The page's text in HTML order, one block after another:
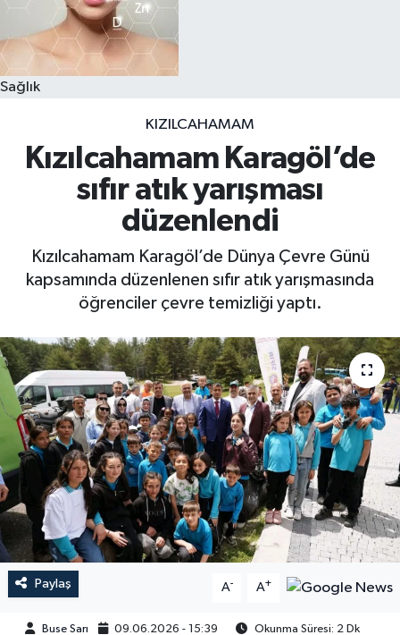
Sağlık
KIZILCAHAMAM
Kızılcahamam Karagöl’de
sıfır atık yarışması
düzenlendi
Kızılcahamam Karagöl’de Dünya Çevre Günü
kapsamında düzenlenen sıfır atık yarışmasında
öğrenciler çevre temizliği yaptı.
Paylaş A- A+
Buse Sarı 09.06.2026 - 15:39 Okunma Süresi: 2 Dk